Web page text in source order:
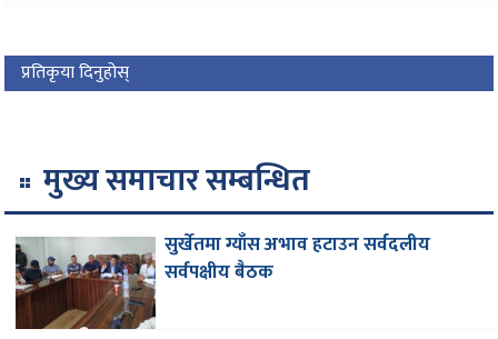
प्रतिकृया दिनुहोस्
मुख्य समाचार सम्बन्धित
सुर्खेतमा ग्याँस अभाव हटाउन सर्वदलीय
सर्वपक्षीय बैठक